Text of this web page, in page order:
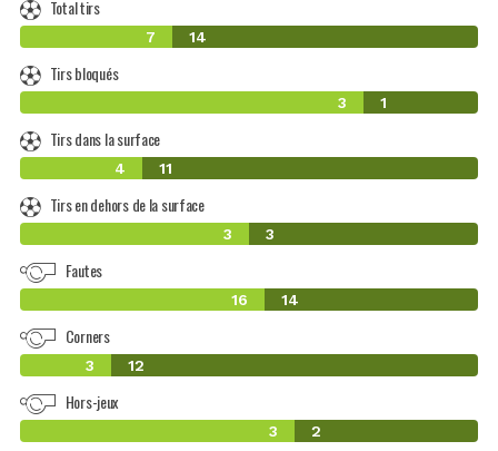
Total tirs
7 14
Tirs bloqués
3 1
Tirs dans la surface
4 11
Tirs en dehors de la surface
3 3
Fautes
16 14
Corners
3 12
Hors-jeux
3 2